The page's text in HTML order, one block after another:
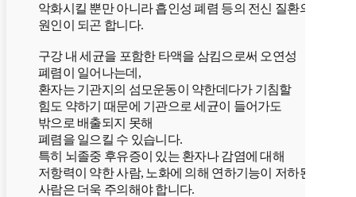
악화시킬 뿐만 아니라 흡인성 폐렴 등의 전신 질환의
원인이 되곤 합니다.
구강 내 세균을 포함한 타액을 삼킴으로써 오연성
폐렴이 일어나는데,
환자는 기관지의 섬모운동이 약한데다가 기침할
힘도 약하기 때문에 기관으로 세균이 들어가도
밖으로 배출되지 못해
폐렴을 일으킬 수 있습니다.
특히 뇌졸중 후유증이 있는 환자나 감염에 대해
저항력이 약한 사람, 노화에 의해 연하기능이 저하된
사람은 더욱 주의해야 합니다.